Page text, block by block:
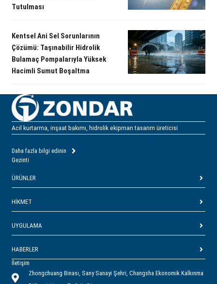
Tutulması
Kentsel Ani Sel Sorunlarının
Çözümü: Taşınabilir Hidrolik
Bulamaç Pompalarıyla Yüksek
Hacimli Sumut Boşaltma
Acil kurtarma, inşaat bakımı, hidrolik ekipman tasarım üreticisi
Daha fazla bilgi edinin
Gezinti
ÜRÜNLER
HIKMET
UYGULAMA
HABERLER
İletişim
Zhongchuang Binası, Sany Sanayi Şehri, Changsha Ekonomik Kalkınma